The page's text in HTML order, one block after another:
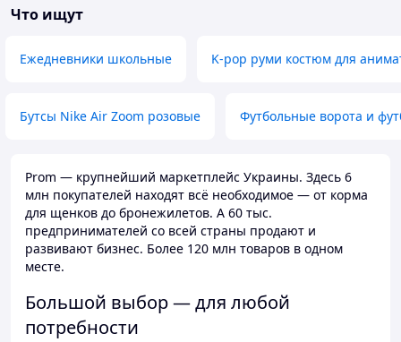
Что ищут
Ежедневники школьные K-pop руми костюм для
Бутсы Nike Air Zoom розовые Футбольные ворота и
Prom — крупнейший маркетплейс Украины. Здесь 6
млн покупателей находят всё необходимое — от корма
для щенков до бронежилетов. А 60 тыс.
предпринимателей со всей страны продают и
развивают бизнес. Более 120 млн товаров в одном
месте.
Большой выбор — для любой
потребности